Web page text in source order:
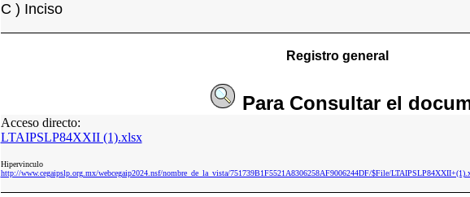
C ) Inciso
Registro general
Para Consultarel
Acceso directo:
LTAIPSLP84XXII (1).xlsx
Hipervinculo
http://www.cegaipslp.org.mx/webcegaip2024.nsf/nombre_de_la_vista/751739B1F5521A8306258AF9006244DF/$File/